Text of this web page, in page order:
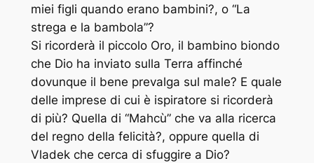
miei figli quando erano bambini?, o “La
strega e la bambola”?
Si ricorderà il piccolo Oro, il bambino biondo
che Dio ha inviato sulla Terra affinché
dovunque il bene prevalga sul male? E quale
delle imprese di cui è ispiratore si ricorderà
di più? Quella di “Mahcù” che va alla ricerca
del regno della felicità?, oppure quella di
Vladek che cerca di sfuggire a Dio?